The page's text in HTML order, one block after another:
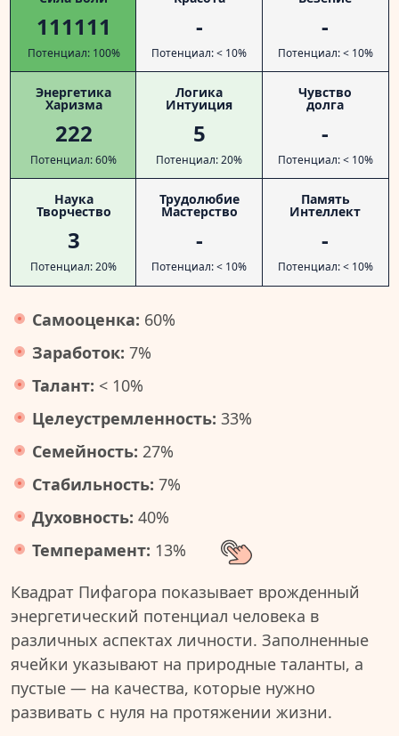
111111
Потенциал: 100%
-
Потенциал: < 10%
-
Потенциал: < 10%
Энергетика
Харизма
222
Потенциал: 60%
Логика
Интуиция
5
Потенциал: 20%
Чувство
долга
-
Потенциал: < 10%
Наука
Творчество
3
Потенциал: 20%
Трудолюбие
Мастерство
-
Потенциал: < 10%
Память
Интеллект
-
Потенциал: < 10%
Самооценка: 60%
Заработок: 7%
Талант: < 10%
Целеустремленность: 33%
Семейность: 27%
Стабильность: 7%
Духовность: 40%
Темперамент: 13%
Квадрат Пифагора показывает врожденный
энергетический потенциал человека в
различных аспектах личности. Заполненные
ячейки указывают на природные таланты, а
пустые — на качества, которые нужно
развивать с нуля на протяжении жизни.